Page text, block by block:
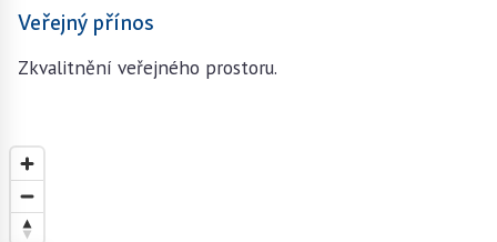
Veřejný přínos
Zkvalitnění veřejného prostoru.